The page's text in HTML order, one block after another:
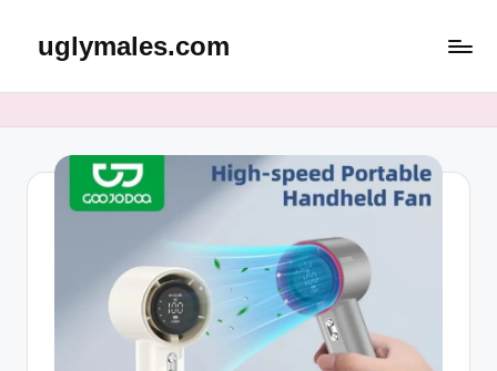
uglymales.com